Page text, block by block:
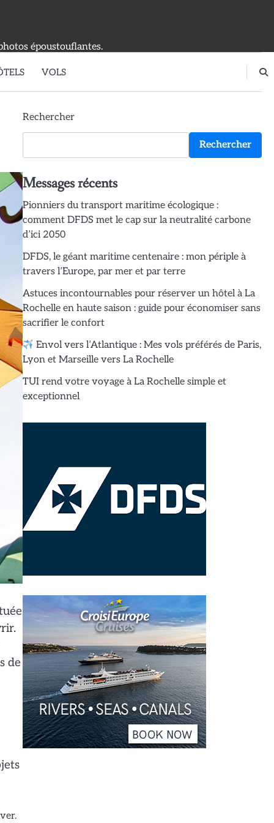
époustouflantes.
VOLS
de
Rechercher
Rechercher
Messages récents
Pionniers du transport maritime écologique :
comment DFDS met le cap sur la neutralité carbone
d’ici 2050
DFDS, le géant maritime centenaire : mon périple à
travers l’Europe, par mer et par terre
Astuces incontournables pour réserver un hôtel à La
Rochelle en haute saison : guide pour économiser sans
sacrifier le confort
Envol vers l’Atlantique : Mes vols préférés de Paris,
Lyon et Marseille vers La Rochelle
TUI rend votre voyage à La Rochelle simple et
exceptionnel